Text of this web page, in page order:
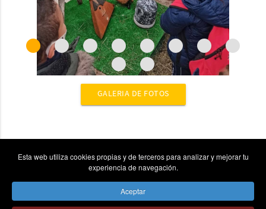
GALERIA DE FOTOS
Esta web utiliza cookies propias y de terceros para analizar y mejorar tu
experiencia de navegación.
Aceptar